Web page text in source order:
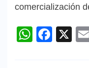
comercialización
X